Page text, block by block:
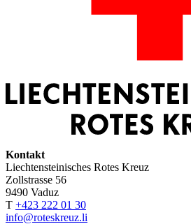
Kontakt
Liechtensteinisches Rotes Kreuz
Zollstrasse 56
9490 Vaduz
T +423 222 01 30
info@roteskreuz.li